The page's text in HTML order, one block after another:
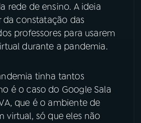
NACIONAL
Facebook
rede de ensino. A ideia
da constatação das
professores para usarem
durante a pandemia.
tinha tantos
é o caso do Google Sala
que é o ambiente de
virtual, só que eles não